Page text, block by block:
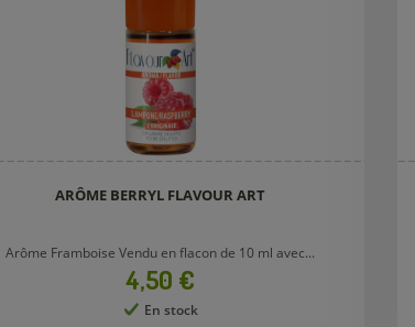
ARÔME BERRYL FLAVOUR ART
Arôme Framboise Vendu en flacon de 10 ml avec...
Prix
4,50 €
En stock